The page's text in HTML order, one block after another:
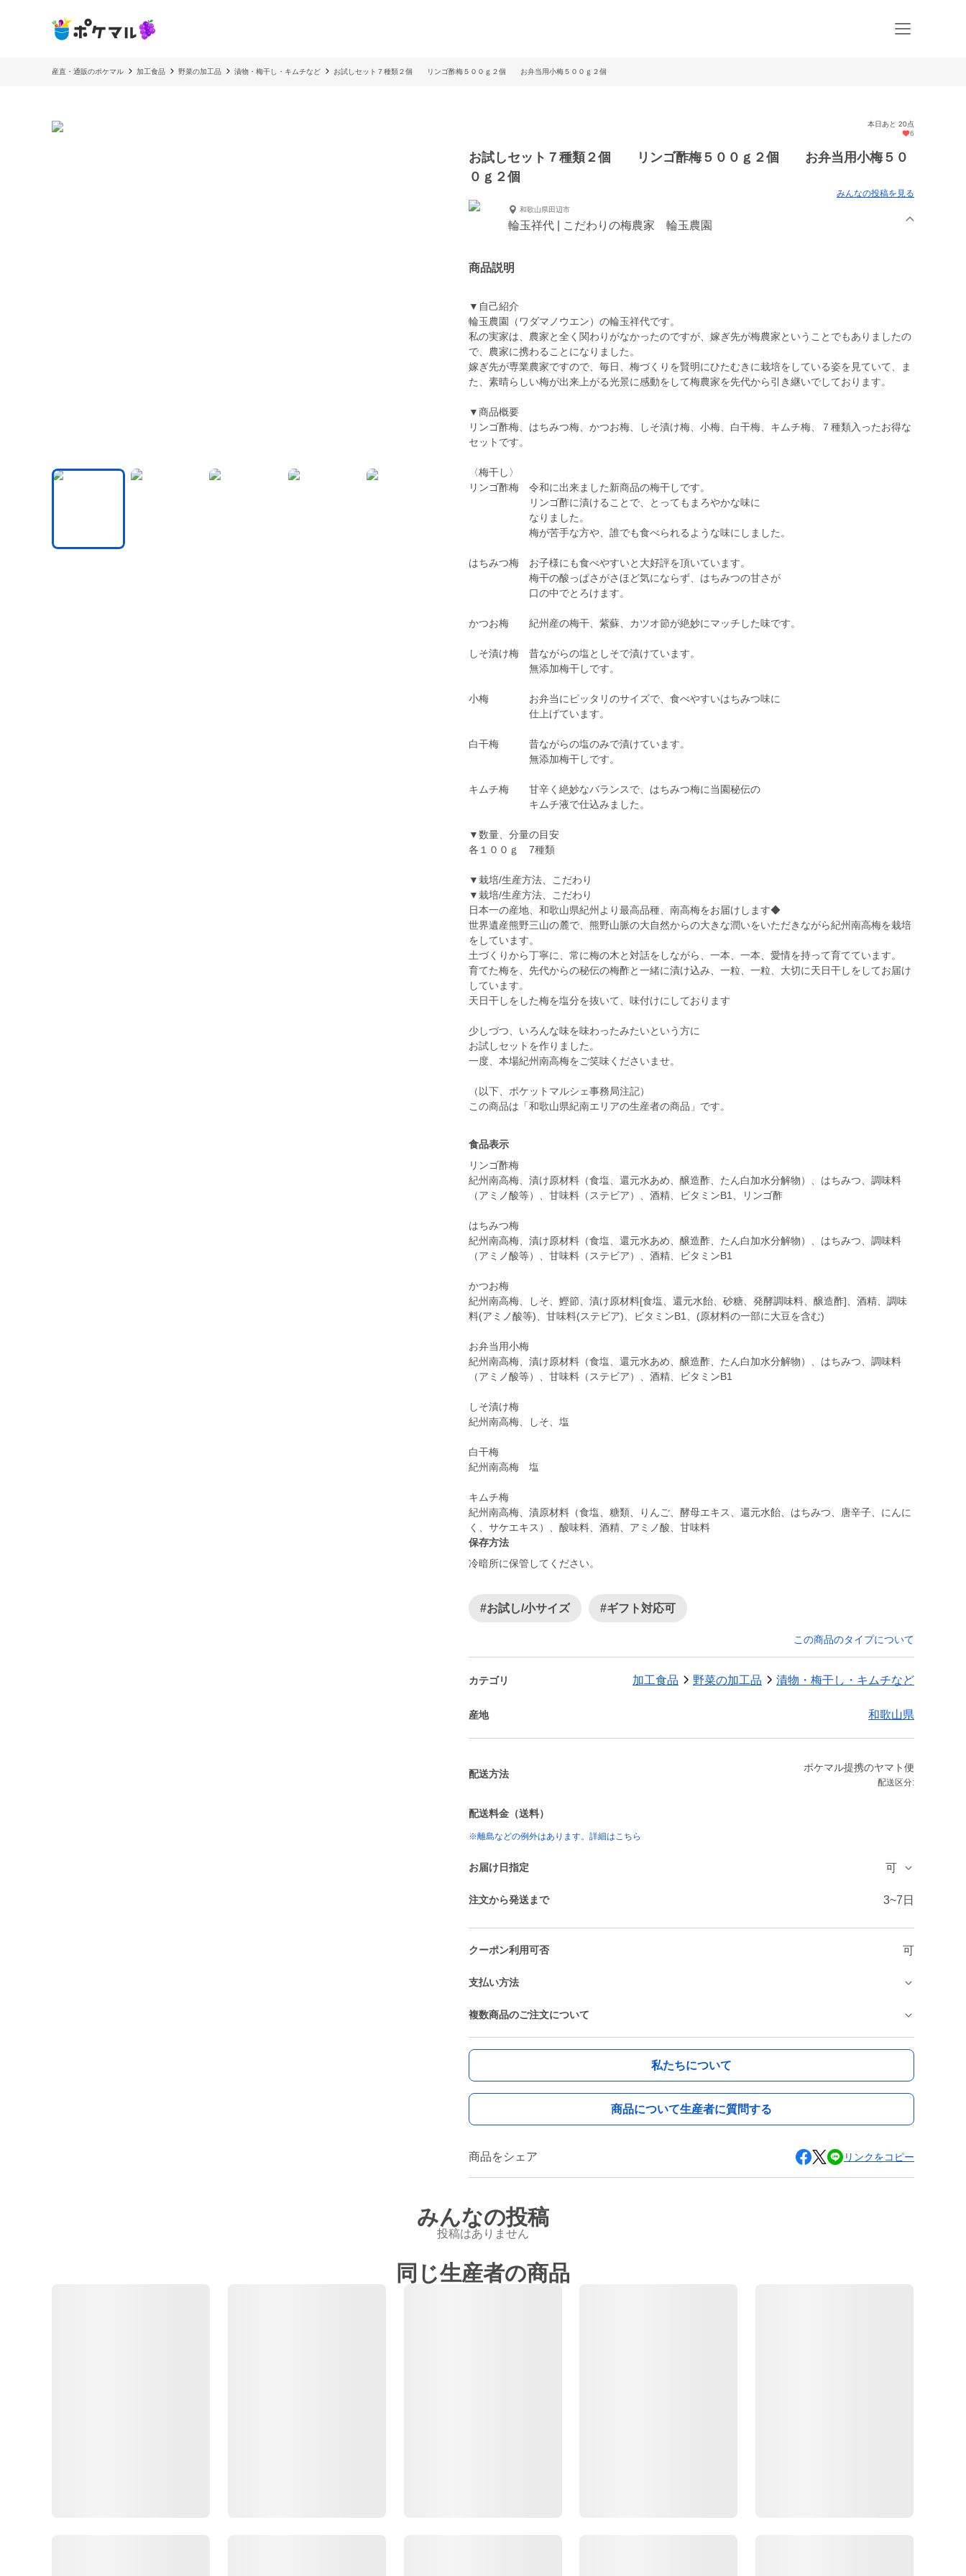
産直・通販のポケマル 加工食品 野菜の加工品 漬物・梅干し・キムチなど お試しセット７種類２個 リンゴ酢梅５００ｇ２個 お弁当用小梅５００ｇ２個
本日あと 20点
6
お試しセット７種類２個 リンゴ酢梅５００ｇ２個 お弁当用小梅５０
０ｇ２個
みんなの投稿を見る
和歌山県田辺市
輪玉祥代 | こだわりの梅農家 輪玉農園
商品説明
▼自己紹介
輪玉農園（ワダマノウエン）の輪玉祥代です。
私の実家は、農家と全く関わりがなかったのですが、嫁ぎ先が梅農家ということでもありましたの
で、農家に携わることになりました。
嫁ぎ先が専業農家ですので、毎日、梅づくりを賢明にひたむきに栽培をしている姿を見ていて、ま
た、素晴らしい梅が出来上がる光景に感動をして梅農家を先代から引き継いでしております。
▼商品概要
リンゴ酢梅、はちみつ梅、かつお梅、しそ漬け梅、小梅、白干梅、キムチ梅、７種類入ったお得な
セットです。
〈梅干し〉
リンゴ酢梅 令和に出来ました新商品の梅干しです。
リンゴ酢に漬けることで、とってもまろやかな味に
なりました。
梅が苦手な方や、誰でも食べられるような味にしました。
はちみつ梅 お子様にも食べやすいと大好評を頂いています。
梅干の酸っぱさがさほど気にならず、はちみつの甘さが
口の中でとろけます。
かつお梅 紀州産の梅干、紫蘇、カツオ節が絶妙にマッチした味です。
しそ漬け梅 昔ながらの塩としそで漬けています。
無添加梅干しです。
小梅 お弁当にピッタリのサイズで、食べやすいはちみつ味に
仕上げています。
白干梅 昔ながらの塩のみで漬けています。
無添加梅干しです。
キムチ梅 甘辛く絶妙なバランスで、はちみつ梅に当園秘伝の
キムチ液で仕込みました。
▼数量、分量の目安
各１００ｇ 7種類
▼栽培/生産方法、こだわり
▼栽培/生産方法、こだわり
日本一の産地、和歌山県紀州より最高品種、南高梅をお届けします◆
世界遺産熊野三山の麓で、熊野山脈の大自然からの大きな潤いをいただきながら紀州南高梅を栽培
をしています。
土づくりから丁寧に、常に梅の木と対話をしながら、一本、一本、愛情を持って育てています。
育てた梅を、先代からの秘伝の梅酢と一緒に漬け込み、一粒、一粒、大切に天日干しをしてお届け
しています。
天日干しをした梅を塩分を抜いて、味付けにしております
少しづつ、いろんな味を味わったみたいという方に
お試しセットを作りました。
一度、本場紀州南高梅をご笑味くださいませ。
（以下、ポケットマルシェ事務局注記）
この商品は「和歌山県紀南エリアの生産者の商品」です。
食品表示
リンゴ酢梅
紀州南高梅、漬け原材料（食塩、還元水あめ、醸造酢、たん白加水分解物）、はちみつ、調味料
（アミノ酸等）、甘味料（ステビア）、酒精、ビタミンB1、リンゴ酢
はちみつ梅
紀州南高梅、漬け原材料（食塩、還元水あめ、醸造酢、たん白加水分解物）、はちみつ、調味料
（アミノ酸等）、甘味料（ステビア）、酒精、ビタミンB1
かつお梅
紀州南高梅、しそ、鰹節、漬け原材料[食塩、還元水飴、砂糖、発酵調味料、醸造酢]、酒精、調味
料(アミノ酸等)、甘味料(ステビア)、ビタミンB1、(原材料の一部に大豆を含む)
お弁当用小梅
紀州南高梅、漬け原材料（食塩、還元水あめ、醸造酢、たん白加水分解物）、はちみつ、調味料
（アミノ酸等）、甘味料（ステビア）、酒精、ビタミンB1
しそ漬け梅
紀州南高梅、しそ、塩
白干梅
紀州南高梅 塩
キムチ梅
紀州南高梅、漬原材料（食塩、糖類、りんご、酵母エキス、還元水飴、はちみつ、唐辛子、にんに
く、サケエキス）、酸味料、酒精、アミノ酸、甘味料
保存方法
冷暗所に保管してください。
#お試し/小サイズ #ギフト対応可
この商品のタイプについて
カテゴリ 加工食品 野菜の加工品 漬物・梅干し・キムチなど
産地 和歌山県
配送方法
ポケマル提携のヤマト便
配送区分:
配送料金（送料）
※離島などの例外はあります。詳細はこちら
お届け日指定 可
注文から発送まで 3~7日
クーポン利用可否 可
支払い方法
複数商品のご注文について
私たちについて
商品について生産者に質問する
商品をシェア リンクをコピー
みんなの投稿
投稿はありません
同じ生産者の商品